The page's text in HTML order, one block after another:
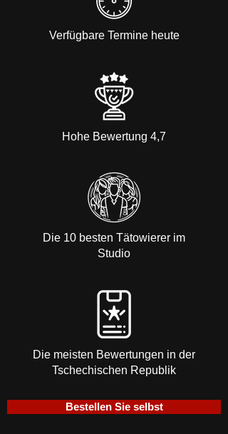
Verfügbare Termine heute
Hohe Bewertung 4,7
Die 10 besten Tätowierer im
Studio
Die meisten Bewertungen in der
Tschechischen Republik
Bestellen Sie selbst